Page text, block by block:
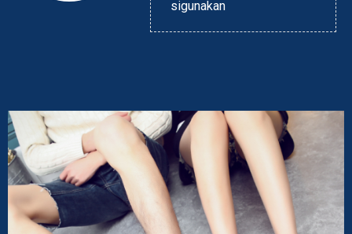
sigunakan